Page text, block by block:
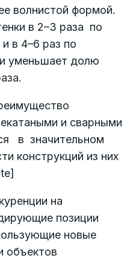
волнистой формой.
в 2–3 раза по
в 4–6 раз по
уменьшает долю
и сварными
в значительном
конструкций из них
на
позиции
новые
объектов